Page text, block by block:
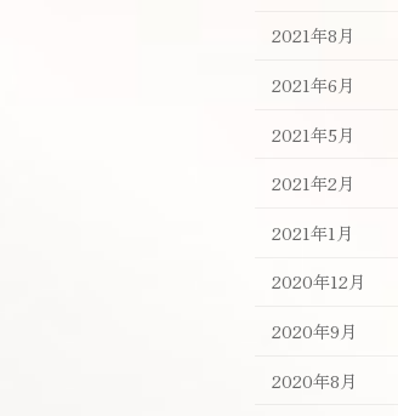
2021年8月
2021年6月
2021年5月
2021年2月
2021年1月
2020年12月
2020年9月
2020年8月